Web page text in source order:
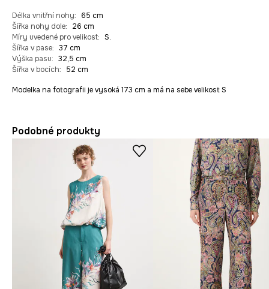
Délka vnitřní nohy:
65 cm
Šířka nohy dole:
26 cm
Míry uvedené pro velikost: S.
Šířka v pase: 37 cm
Výška pasu: 32,5 cm
Šířka v bocích: 52 cm
Modelka na fotografii je vysoká 173 cm a má na sebe velikost S
Podobné produkty